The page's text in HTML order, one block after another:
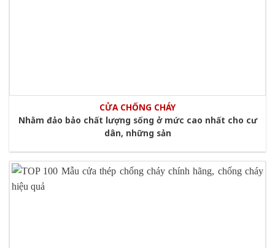
CỬA CHỐNG CHÁY
Nhằm đảo bảo chất lượng sống ở mức cao nhất cho cư
dân, những sản